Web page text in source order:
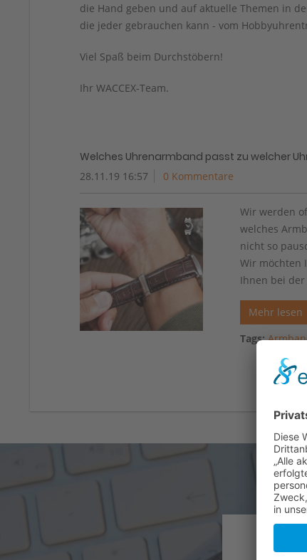
die Hand geben und auf aktuelle Themen in
die jeder gebrauchen kann - vom
Viel Spaß beim Durchstöbern!
Ihr WACCEX-Team.
Welches Uhrenarmband passt zu welcher
28.11.19 16:57 0 Kommentare
Wir werden
welches
nicht so
Wir möchten
Ihnen bei
Mehr lesen
Tags: